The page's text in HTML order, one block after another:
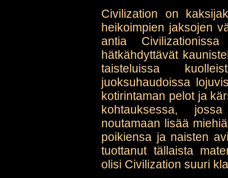
Civilization on
heikoimpien jaksojen
antia
hätkähdyttävät
taisteluissa
juoksuhaudoissa
kotirintaman pelot ja
kohtauksessa,
noutamaan lisää
poikiensa ja naisten
tuottanut tällaista
olisi Civilization suuri